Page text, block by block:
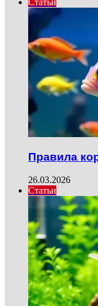
Статьи
Правила
26.03.2026
Статьи